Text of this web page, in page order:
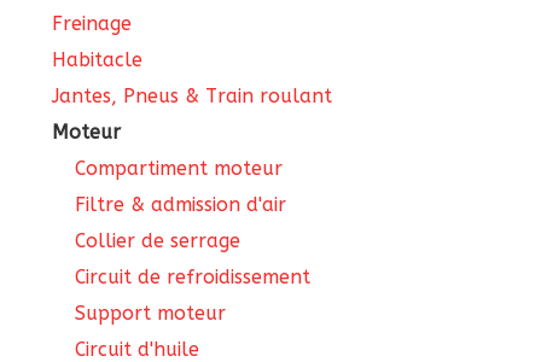
Freinage
Habitacle
Jantes, Pneus & Train roulant
Moteur
Compartiment moteur
Filtre & admission d'air
Collier de serrage
Circuit de refroidissement
Support moteur
Circuit d'huile